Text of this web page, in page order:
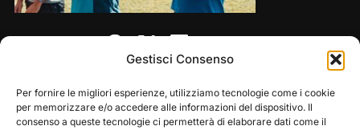
Gestisci Consenso
Per fornire le migliori esperienze, utilizziamo tecnologie come i cookie
per memorizzare e/o accedere alle informazioni del dispositivo. Il
consenso a queste tecnologie ci permetterà di elaborare dati come il